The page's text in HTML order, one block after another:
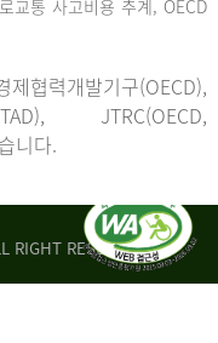
교통 사고비용 추계, OECD
협력개발기구(OECD),
JTRC(OECD,
니다.
RIGHT RESERVED